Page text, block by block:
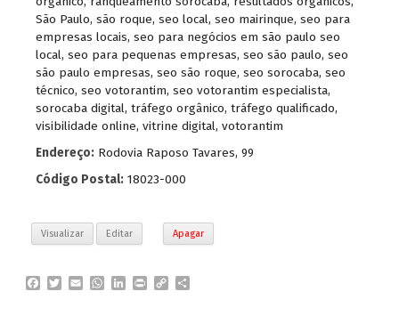
São Paulo, são roque, seo local, seo mairinque, seo para
empresas locais, seo para negócios em são paulo seo
local, seo para pequenas empresas, seo são paulo, seo
são paulo empresas, seo são roque, seo sorocaba, seo
técnico, seo votorantim, seo votorantim especialista,
sorocaba digital, tráfego orgânico, tráfego qualificado,
visibilidade online, vitrine digital, votorantim
Endereço: Rodovia Raposo Tavares, 99
Código Postal: 18023-000
Visualizar Editar Apagar
T
E
W
P
C